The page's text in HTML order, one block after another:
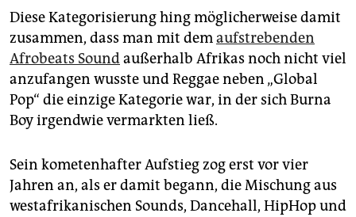
Diese Kategorisierung hing möglicherweise damit
zusammen, dass man mit demaufstrebenden
Afrobeats Soundaußerhalb Afrikas noch nicht viel
anzufangen wusste und Reggae neben „Global
Pop“ die einzige Kategorie war, in der sich Burna
Boy irgendwie vermarkten ließ.
Sein kometenhafter Aufstieg zog erst vor vier
Jahren an, als er damit begann, die Mischung aus
westafrikanischen Sounds, Dancehall, HipHop und